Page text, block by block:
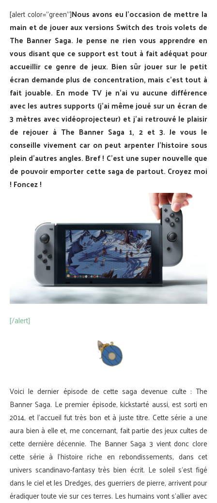
[alert color=”green”]Nous avons eu l’occasion de mettre la
main et de jouer aux versions Switch des trois volets de
The Banner Saga. Je pense ne rien vous apprendre en
vous disant que ce support est tout à fait adéquat pour
accueillir ce genre de jeux. Bien sûr jouer sur le petit
écran demande plus de concentration, mais c’est tout à
fait jouable. En mode TV je n’ai vu aucune différence
avec les autres supports (j’ai même joué sur un écran de
3 mètres avec vidéoprojecteur) et j’ai retrouvé le plaisir
de rejouer à The Banner Saga 1, 2 et 3. Je vous le
conseille vivement car on peut arpenter l’histoire sous
plein d’autres angles. Bref ! C’est une super nouvelle que
de pouvoir emporter cette saga de partout. Croyez moi
! Foncez !
[/alert]
Voici le dernier épisode de cette saga devenue culte : The
Banner Saga. Le premier épisode, kickstarté aussi, est sorti en
2014, et l’accueil fut très bon et à juste titre. Cette série a une
aura bien à elle et, me concernant, fait partie des jeux cultes de
cette dernière décennie. The Banner Saga 3 vient donc clore
cette série à l’histoire riche en rebondissements, dans cet
univers scandinavo-fantasy très bien écrit. Le soleil s’est figé
dans le ciel et les Dredges, des guerriers de pierre, arrivent pour
éradiquer toute vie sur ces terres. Les humains vont s’allier avec